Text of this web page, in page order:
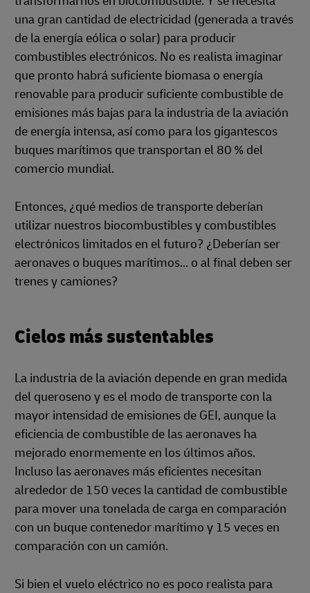
una gran cantidad de electricidad (generada a través
de la energía eólica o solar) para producir
combustibles electrónicos. No es realista imaginar
que pronto habrá suficiente biomasa o energía
renovable para producir suficiente combustible de
emisiones más bajas para la industria de la aviación
de energía intensa, así como para los gigantescos
buques marítimos que transportan el 80 % del
comercio mundial.
Entonces, ¿qué medios de transporte deberían
utilizar nuestros biocombustibles y combustibles
electrónicos limitados en el futuro? ¿Deberían ser
aeronaves o buques marítimos... o al final deben ser
trenes y camiones?
Cielos más sustentables
La industria de la aviación depende en gran medida
del queroseno y es el modo de transporte con la
mayor intensidad de emisiones de GEI, aunque la
eficiencia de combustible de las aeronaves ha
mejorado enormemente en los últimos años.
Incluso las aeronaves más eficientes necesitan
alrededor de 150 veces la cantidad de combustible
para mover una tonelada de carga en comparación
con un buque contenedor marítimo y 15 veces en
comparación con un camión.
Si bien el vuelo eléctrico no es poco realista para